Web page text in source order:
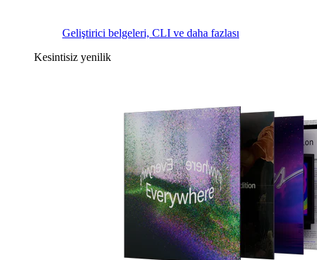
Geliştirici belgeleri, CLI ve daha fazlası
Kesintisiz yenilik